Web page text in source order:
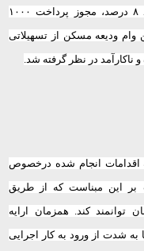
تسهیلات صندوق پس‌انداز مسکن یکم با سود ۸ درصد، مجوز پرداخت ۱۰۰۰
وام ودیعه مسکن از تسهیلاتی
در نظر گرفته شد.
اقدامات انجام شده درخصوص
این مبناست که از طریق
توانمند کند. همزمان ارایه
به شدت از ورود به کار اجرایی